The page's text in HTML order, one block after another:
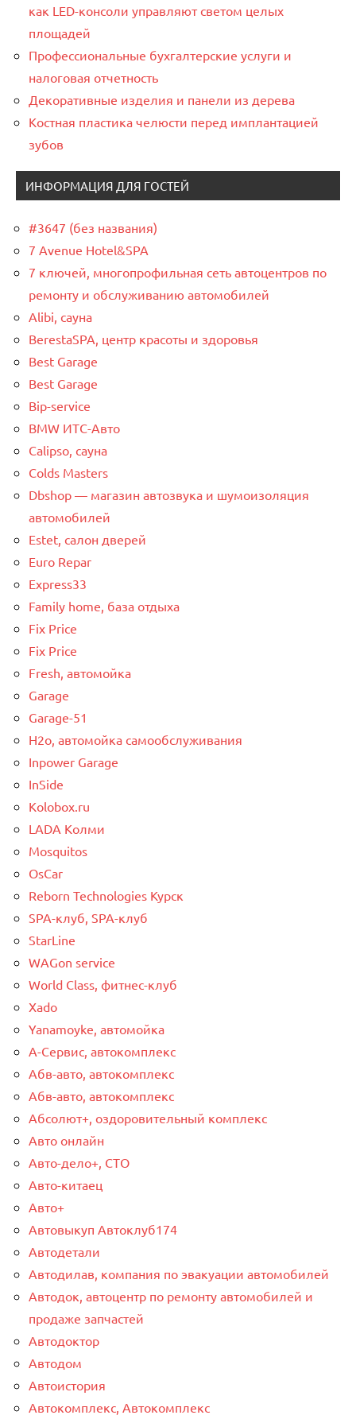
как LED-консоли управляют светом целых
площадей
Профессиональные бухгалтерские услуги и
налоговая отчетность
Декоративные изделия и панели из дерева
Костная пластика челюсти перед имплантацией
зубов
ИНФОРМАЦИЯ ДЛЯ ГОСТЕЙ
#3647 (без названия)
7 Avenue Hotel&SPA
7 ключей, многопрофильная сеть автоцентров по
ремонту и обслуживанию автомобилей
Alibi, сауна
BerestaSPA, центр красоты и здоровья
Best Garage
Best Garage
Bip-service
BMW ИТС-Авто
Calipso, сауна
Colds Masters
Dbshop — магазин автозвука и шумоизоляция
автомобилей
Estet, салон дверей
Euro Repar
Express33
Family home, база отдыха
Fix Price
Fix Price
Fresh, автомойка
Garage
Garage-51
H2o, автомойка самообслуживания
Inpower Garage
InSide
Kolobox.ru
LADA Колми
Mosquitos
OsCar
Reborn Technologies Курск
SPA-клуб, SPA-клуб
StarLine
WAGon service
World Class, фитнес-клуб
Xado
Yanamoyke, автомойка
А-Сервис, автокомплекс
Абв-авто, автокомплекс
Абв-авто, автокомплекс
Абсолют+, оздоровительный комплекс
Авто онлайн
Авто-дело+, СТО
Авто-китаец
Авто+
Автовыкуп Автоклуб174
Автодетали
Автодилав, компания по эвакуации автомобилей
Автодок, автоцентр по ремонту автомобилей и
продаже запчастей
Автодоктор
Автодом
Автоистория
Автокомплекс, Автокомплекс